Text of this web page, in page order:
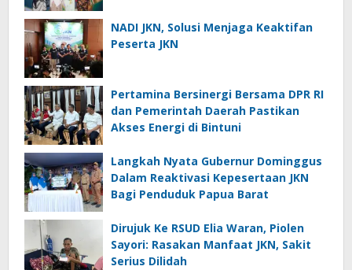
NADI JKN, Solusi Menjaga Keaktifan
Peserta JKN
Pertamina Bersinergi Bersama DPR RI
dan Pemerintah Daerah Pastikan
Akses Energi di Bintuni
Langkah Nyata Gubernur Dominggus
Dalam Reaktivasi Kepesertaan JKN
Bagi Penduduk Papua Barat
Dirujuk Ke RSUD Elia Waran, Piolen
Sayori: Rasakan Manfaat JKN, Sakit
Serius Dilidah